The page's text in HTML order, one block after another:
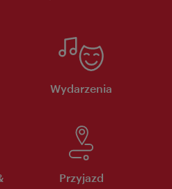
Wydarzenia
Przyjazd